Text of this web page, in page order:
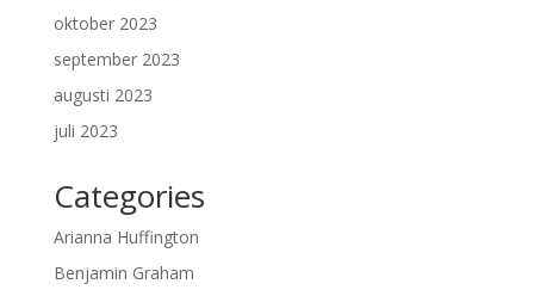
oktober 2023
september 2023
augusti 2023
juli 2023
Categories
Arianna Huffington
Benjamin Graham